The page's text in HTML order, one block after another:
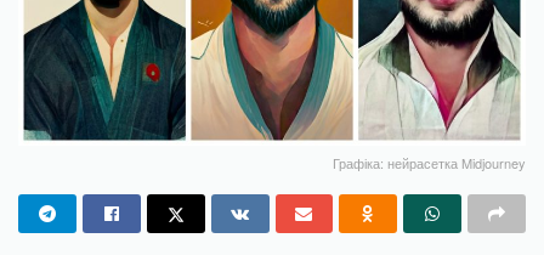
Графіка: нейрасетка Midjourney